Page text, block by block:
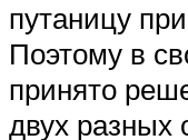
путаницу
Поэтому в
принято
двух разных